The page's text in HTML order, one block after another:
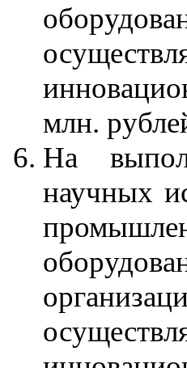
млн.
На
научных